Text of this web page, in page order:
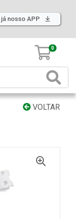
já nosso APP
0
VOLTAR